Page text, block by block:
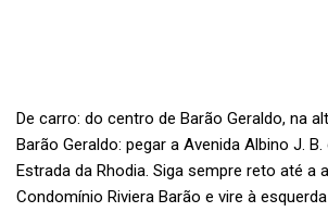
De carro: do centro de Barão Geraldo, na
Barão Geraldo: pegar a Avenida Albino J.
Estrada da Rhodia. Siga sempre reto até a
Condomínio Riviera Barão e vire à